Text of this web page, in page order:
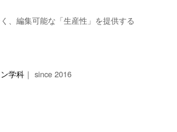
、編集可能な「生産性」を提供する
学科 ｜ since 2016